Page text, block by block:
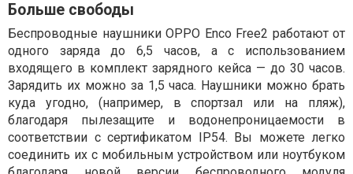
Больше свободы
Беспроводные наушники OPPO Enco Free2 работают от
одного заряда до 6,5 часов, а с использованием
входящего в комплект зарядного кейса — до 30 часов.
Зарядить их можно за 1,5 часа. Наушники можно брать
куда угодно, (например, в спортзал или на пляж),
благодаря пылезащите и водонепроницаемости в
соответствии с сертификатом IP54. Вы можете легко
соединить их с мобильным устройством или ноутбуком